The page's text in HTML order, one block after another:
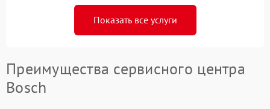
Показать все услуги
Преимущества сервисного центра
Bosch